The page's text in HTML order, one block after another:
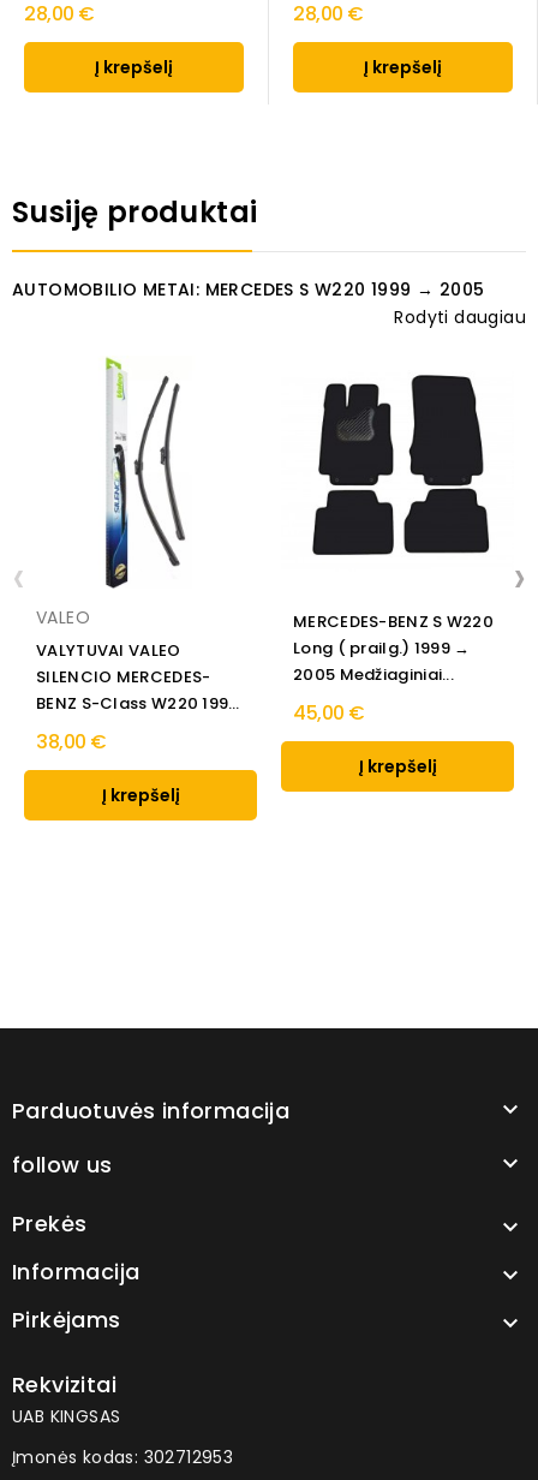
28,00 €
Į krepšelį
28,00 €
Į krepšelį
Susiję produktai
AUTOMOBILIO METAI: MERCEDES S W220 1999 → 2005
Rodyti daugiau
VALEO
VALYTUVAI VALEO
SILENCIO MERCEDES-
BENZ S-Class W220 1998
→ 2005
38,00 €
Į krepšelį
MERCEDES-BENZ S W220
Long ( prailg.) 1999 →
2005 Medžiaginiai...
45,00 €
Į krepšelį
‹ ›
Parduotuvės informacija 
follow us 
Prekės 
Informacija 
Pirkėjams 
Rekvizitai
UAB KINGSAS
Įmonės kodas: 302712953